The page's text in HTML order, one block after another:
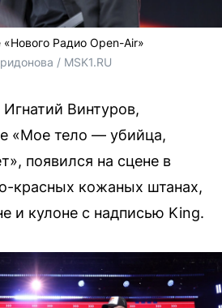
Радио Open-Air»
/ MSK1.RU
Винтуров,
«Мое тело — убийца,
появился на сцене в
красных кожаных штанах,
и кулоне с надписью King.